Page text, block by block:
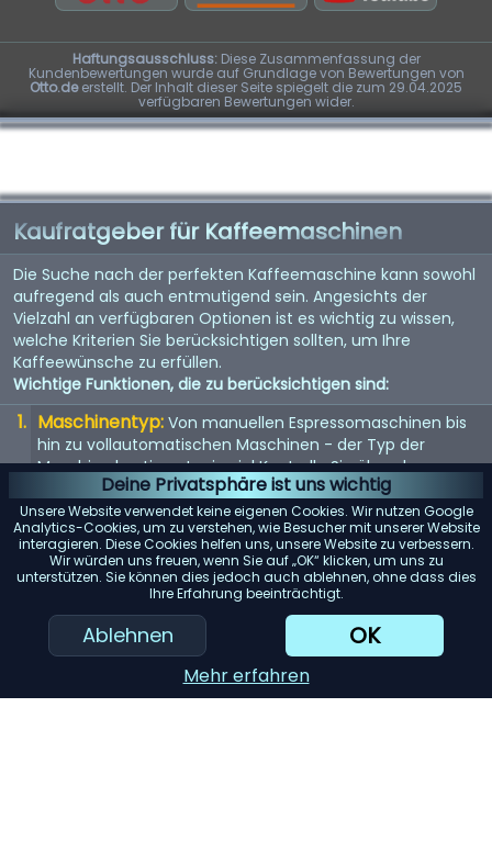
Deine Privatsphäre ist uns wichtig
Unsere Website verwendet keine eigenen Cookies. Wir nutzen Google
Analytics-Cookies, um zu verstehen, wie Besucher mit unserer Website
interagieren. Diese Cookies helfen uns, unsere Website zu verbessern.
Wir würden uns freuen, wenn Sie auf „OK“ klicken, um uns zu
unterstützen. Sie können dies jedoch auch ablehnen, ohne dass dies
Ihre Erfahrung beeinträchtigt.
Ablehnen OK
Mehr erfahren
Haftungsausschluss:Diese Zusammenfassung der
Kundenbewertungen wurde auf Grundlage von Bewertungen von
Otto.deerstellt. Der Inhalt dieser Seite spiegelt die zum 29.04.2025
verfügbaren Bewertungen wider.
Kaufratgeber für Kaffeemaschinen
Die Suche nach der perfekten Kaffeemaschine kann sowohl
aufregend als auch entmutigend sein. Angesichts der
Vielzahl an verfügbaren Optionen ist es wichtig zu wissen,
welche Kriterien Sie berücksichtigen sollten, um Ihre
Kaffeewünsche zu erfüllen.
Wichtige Funktionen, die zu berücksichtigen sind:
Maschinentyp: Von manuellen Espressomaschinen bis
hin zu vollautomatischen Maschinen - der Typ der
Maschine bestimmt, wie viel Kontrolle Sie über den
Brühvorgang haben.
Qualität der Mühle: Eine eingebaute Mühle kann
entscheidend sein. Suchen Sie nach einer Maschine mit
einem hochwertigen Mahlwerk für den frischesten Kaffee.
Wasserspeicher: Berücksichtigen Sie die Kapazität des
Wassertanks. Ein größerer Tank bedeutet selteneres
Nachfüllen, was besonders für Büros oder große Haushalte
Einfache Reinigung: